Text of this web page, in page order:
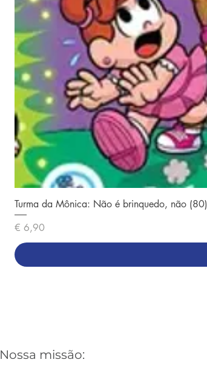
Turma da Mônica: Não é brinquedo, não (80)
Preço
€ 6,90
Nossa missão: